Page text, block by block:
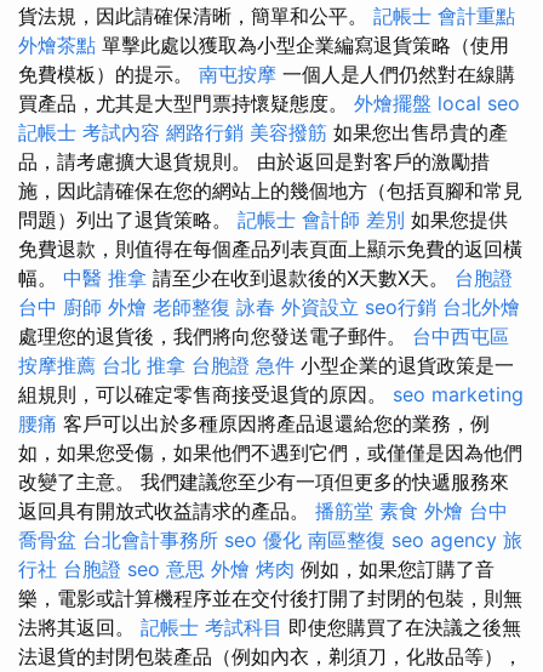
貨法規，因此請確保清晰，簡單和公平。 記帳士 會計重點
外燴茶點 單擊此處以獲取為小型企業編寫退貨策略（使用
免費模板）的提示。 南屯按摩 一個人是人們仍然對在線購
買產品，尤其是大型門票持懷疑態度。 外燴擺盤 local seo
記帳士 考試內容 網路行銷 美容撥筋 如果您出售昂貴的產
品，請考慮擴大退貨規則。 由於返回是對客戶的激勵措
施，因此請確保在您的網站上的幾個地方（包括頁腳和常見
問題）列出了退貨策略。 記帳士 會計師 差別 如果您提供
免費退款，則值得在每個產品列表頁面上顯示免費的返回橫
幅。 中醫 推拿 請至少在收到退款後的X天數X天。 台胞證
台中 廚師 外燴 老師整復 詠春 外資設立 seo行銷 台北外燴
處理您的退貨後，我們將向您發送電子郵件。 台中西屯區
按摩推薦 台北 推拿 台胞證 急件 小型企業的退貨政策是一
組規則，可以確定零售商接受退貨的原因。 seo marketing
腰痛 客戶可以出於多種原因將產品退還給您的業務，例
如，如果您受傷，如果他們不遇到它們，或僅僅是因為他們
改變了主意。 我們建議您至少有一項但更多的快遞服務來
返回具有開放式收益請求的產品。 播筋堂 素食 外燴 台中
喬骨盆 台北會計事務所 seo 優化 南區整復 seo agency 旅
行社 台胞證 seo 意思 外燴 烤肉 例如，如果您訂購了音
樂，電影或計算機程序並在交付後打開了封閉的包裝，則無
法將其返回。 記帳士 考試科目 即使您購買了在決議之後無
法退貨的封閉包裝產品（例如內衣，剃須刀，化妝品等），